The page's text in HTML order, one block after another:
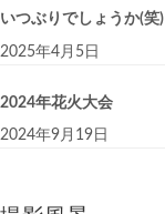
いつぶりでしょうか(笑)
2025年4月5日
2024年花火大会
2024年9月19日